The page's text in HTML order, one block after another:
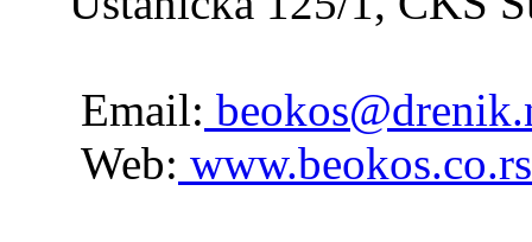
Email:
Web: www.beokos.co.rs